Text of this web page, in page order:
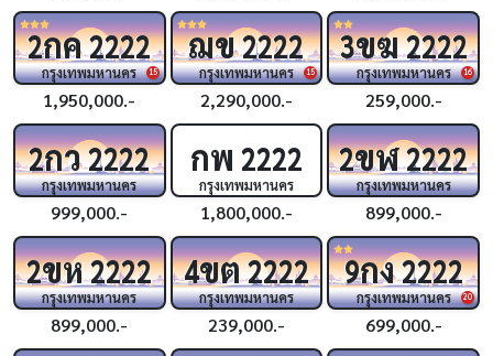
15
2กค2222
กรุงเทพมหานคร
1,950,000.-
15
ฌข2222
กรุงเทพมหานคร
2,290,000.-
16
3ขฆ2222
กรุงเทพมหานคร
259,000.-
2กว2222
กรุงเทพมหานคร
999,000.-
กพ 2222
กรุงเทพมหานคร
1,800,000.-
2ขฬ2222
กรุงเทพมหานคร
899,000.-
2ขห2222
กรุงเทพมหานคร
899,000.-
4ขต2222
กรุงเทพมหานคร
239,000.-
20
9กง2222
กรุงเทพมหานคร
699,000.-